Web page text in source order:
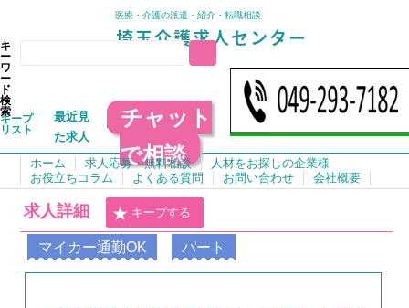
医療・介護の派遣・紹介・転職相談
キ
ー
ワ
ー
ド
検
索
キープ
リスト
最近見
た求人
チャット
で相談
ホーム 求人応募・無料相談
人材をお探しの企業様
お役立ちコラム
よくある質問 お問い合わせ 会社概要
求人詳細 キープする
マイカー通勤OK パート